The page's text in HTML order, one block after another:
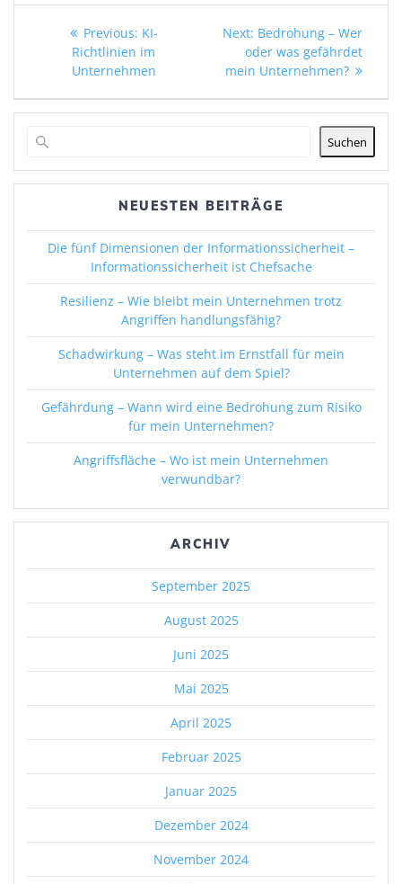
Previous: Previous
post:
KI-
Richtlinien im
Unternehmen
Next: Next
post:
Bedrohung – Wer
oder was gefährdet
mein Unternehmen?
Suchen
NEUESTEN BEITRÄGE
Die fünf Dimensionen der Informationssicherheit –
Informationssicherheit ist Chefsache
Resilienz – Wie bleibt mein Unternehmen trotz
Angriffen handlungsfähig?
Schadwirkung – Was steht im Ernstfall für mein
Unternehmen auf dem Spiel?
Gefährdung – Wann wird eine Bedrohung zum Risiko
für mein Unternehmen?
Angriffsfläche – Wo ist mein Unternehmen
verwundbar?
ARCHIV
September 2025
August 2025
Juni 2025
Mai 2025
April 2025
Februar 2025
Januar 2025
Dezember 2024
November 2024